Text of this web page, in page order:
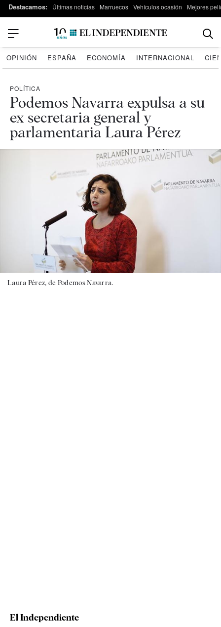
Destacamos: Últimas noticias Marruecos Vehículos ocasión Mejores
OPINIÓN ESPAÑA ECONOMÍA INTERNACIONAL
POLÍTICA
Podemos Navarra expulsa a su
ex secretaria general y
parlamentaria Laura Pérez
Laura Pérez, de Podemos Navarra.
El Independiente